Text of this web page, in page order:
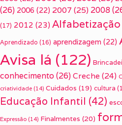
(26) 2006 (22) 2007 (25) 2008
(17) 2012 (23) Alfabetização
Aprendizado (16) aprendizagem (22)
Avisa lá (122)
conhecimento(26) Creche (24)
criatividade (14) Cuidados (19) cultura
Educação Infantil (42)
Expressão (14) Finalmentes (20)